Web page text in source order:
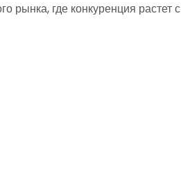
рынка, где конкуренция растет с